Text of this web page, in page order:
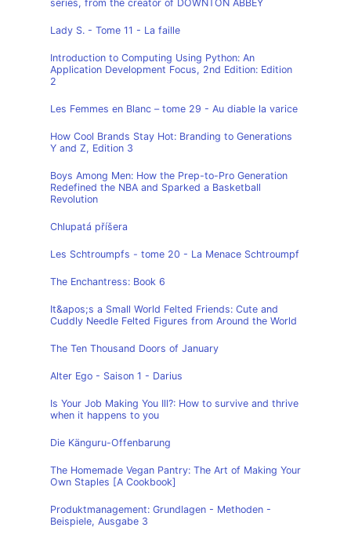
series, from the creator of DOWNTON ABBEY
Lady S. - Tome 11 - La faille
Introduction to Computing Using Python: An
Application Development Focus, 2nd Edition: Edition
2
Les Femmes en Blanc – tome 29 - Au diable la varice
How Cool Brands Stay Hot: Branding to Generations
Y and Z, Edition 3
Boys Among Men: How the Prep-to-Pro Generation
Redefined the NBA and Sparked a Basketball
Revolution
Chlupatá příšera
Les Schtroumpfs - tome 20 - La Menace Schtroumpf
The Enchantress: Book 6
It&apos;s a Small World Felted Friends: Cute and
Cuddly Needle Felted Figures from Around the World
The Ten Thousand Doors of January
Alter Ego - Saison 1 - Darius
Is Your Job Making You Ill?: How to survive and thrive
when it happens to you
Die Känguru-Offenbarung
The Homemade Vegan Pantry: The Art of Making Your
Own Staples [A Cookbook]
Produktmanagement: Grundlagen - Methoden -
Beispiele, Ausgabe 3